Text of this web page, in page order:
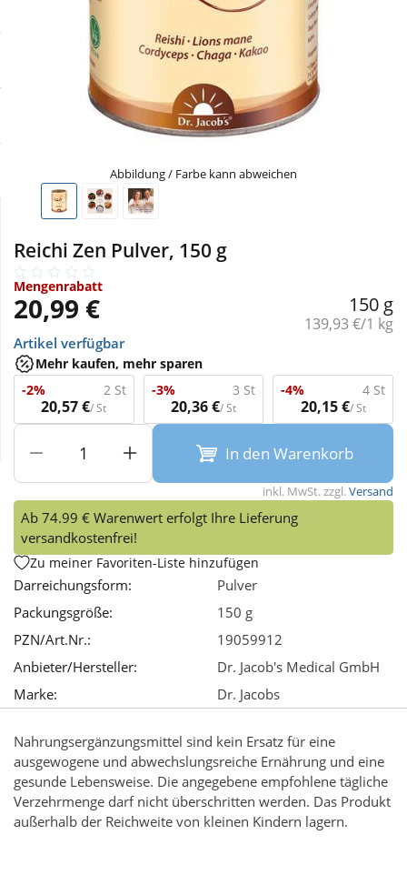
Schnäppchen
Mehr kaufen, mehr sparen
Körperpflege & Kosmetik
Liebe & Erotik
Mutter & Kind
Nahrungsergänzung
Sanitätshaus
Sport & Fitness
Tierbedarf
Wellness
Aliud Pharma
Abbildung / Farbe kann abweichen
Reichi Zen Pulver, 150 g
Mengenrabatt
20,99 € 150 g
Grundpreis:
139,93 €/1 kg
Artikel verfügbar
Mehr kaufen, mehr sparen
-2%
2 St
20,57 €/ St
-3% 3 St
20,36 €/ St
-4% 4 St
20,15 €/ St
In den Warenkorb
inkl. MwSt. zzgl.Versand
Ab 74.99 € Warenwert erfolgt Ihre Lieferung
versandkostenfrei!
Zu meiner Favoriten-Liste hinzufügen
Darreichungsform:
Pulver
Packungsgröße:
150 g
PZN/Art.Nr.:
19059912
Anbieter/Hersteller:
Dr. Jacob's Medical GmbH
Marke:
Dr. Jacobs
Nahrungsergänzungsmittel sind kein Ersatz für eine
ausgewogene und abwechslungsreiche Ernährung und eine
gesunde Lebensweise. Die angegebene empfohlene tägliche
Verzehrmenge darf nicht überschritten werden. Das Produkt
außerhalb der Reichweite von kleinen Kindern lagern.